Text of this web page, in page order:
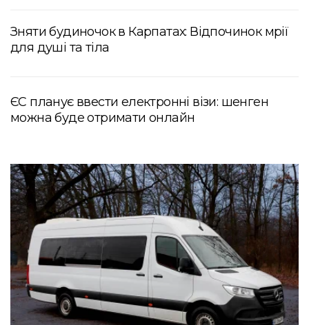
Зняти будиночок в Карпатах: Відпочинок мрії
для душі та тіла
ЄС планує ввести електронні візи: шенген
можна буде отримати онлайн